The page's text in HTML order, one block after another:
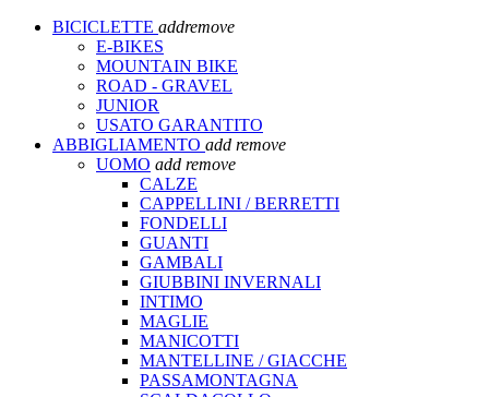
BICICLETTE addremove
E-BIKES
MOUNTAIN BIKE
ROAD - GRAVEL
JUNIOR
USATO GARANTITO
ABBIGLIAMENTO add remove
UOMO add remove
CALZE
CAPPELLINI / BERRETTI
FONDELLI
GUANTI
GAMBALI
GIUBBINI INVERNALI
INTIMO
MAGLIE
MANICOTTI
MANTELLINE / GIACCHE
PASSAMONTAGNA